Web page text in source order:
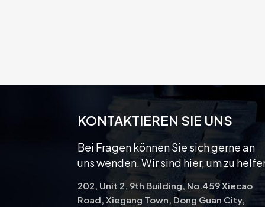
KONTAKTIEREN SIE UNS
Bei Fragen können Sie sich gerne an
uns wenden. Wir sind hier, um zu
202, Unit 2, 9th Building, No.459 Xiecao
Road, Xiegang Town, Dong Guan City,